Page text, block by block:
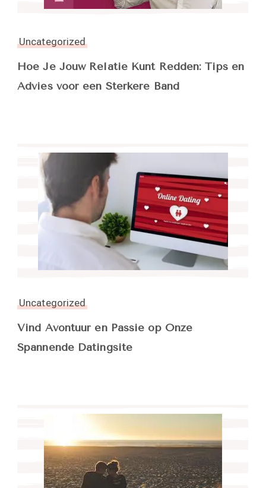
Uncategorized
Hoe Je Jouw Relatie Kunt Redden: Tips en
Advies voor een Sterkere Band
Uncategorized
Vind Avontuur en Passie op Onze
Spannende Datingsite